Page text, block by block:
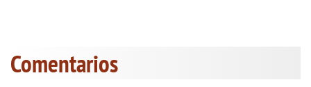
Comentarios